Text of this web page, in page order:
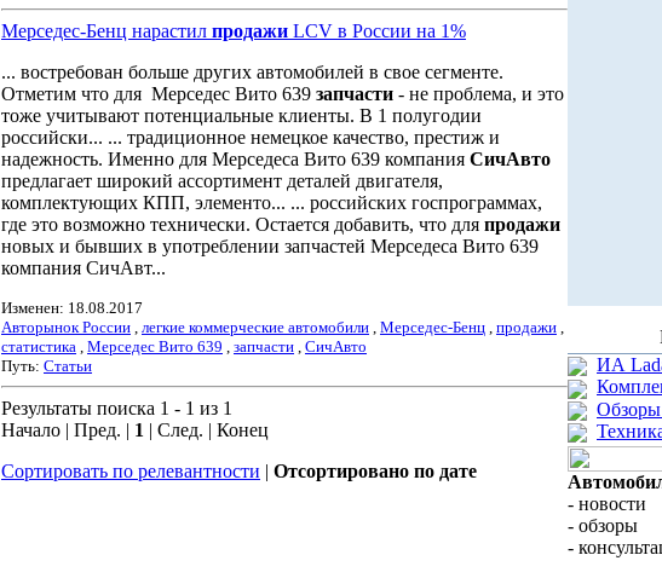
Мерседес-Бенц нарастил продажи LCV в России на 1%
... востребован больше других автомобилей в свое сегменте.
Отметим что для Мерседес Вито 639 запчасти - не проблема, и это
тоже учитывают потенциальные клиенты. В 1 полугодии
российски... ... традиционное немецкое качество, престиж и
надежность. Именно для Мерседеса Вито 639 компания СичАвто
предлагает широкий ассортимент деталей двигателя,
комплектующих КПП, элементо... ... российских госпрограммах,
где это возможно технически. Остается добавить, что для продажи
новых и бывших в употреблении запчастей Мерседеса Вито 639
компания СичАвт...
Изменен: 18.08.2017
Авторынок России , легкие коммерческие автомобили , Мерседес-Бенц , продажи ,
статистика , Мерседес Вито 639 , запчасти , СичАвто
Путь: Статьи
Результаты поиска 1 - 1 из 1
Начало | Пред. | 1 | След. | Конец
Сортировать по релевантности | Отсортировано по дате
ИА
Обзоры
- новости
- обзоры
-